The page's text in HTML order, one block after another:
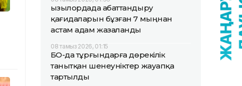
Қызылордада абаттандыру
қағидаларын бұзған 7 мыңнан
астам адам жазаланды
08 тамыз 2026, 01:15
БҚО-да тұрғындарға дөрекілік
танытқан шенеуніктер жауапқа
тартылды